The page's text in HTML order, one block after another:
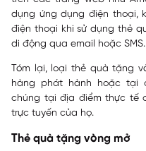
dụng ứng dụng điện thoại,
điện thoại khi sử dụng thẻ
di động qua email hoặc SMS.
Tóm lại, loại thẻ quà tặng
hàng phát hành hoặc tại
chúng tại địa điểm thực tế
trực tuyến của họ.
Thẻ quà tặng vòng mở